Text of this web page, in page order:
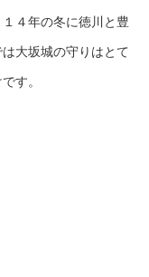
４年の冬に徳川と豊
大坂城の守りはとて
す。